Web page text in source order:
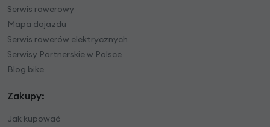
Serwis rowerowy
Mapa dojazdu
Serwis rowerów elektrycznych
Serwisy Partnerskie w Polsce
Blog bike
Zakupy:
Jak kupować